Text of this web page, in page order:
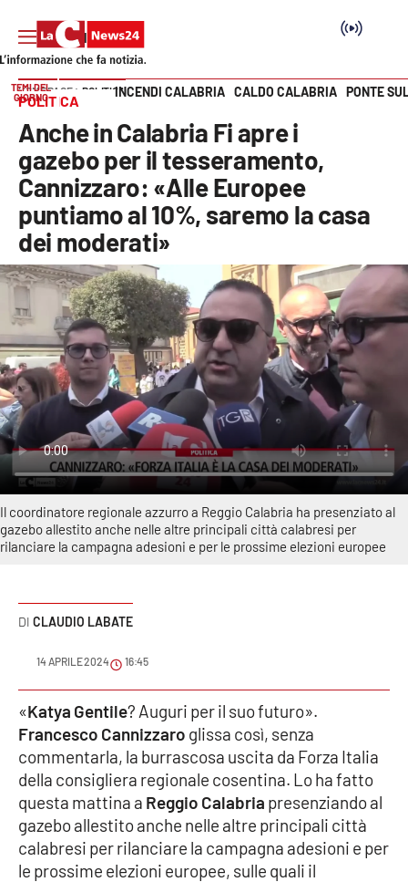
SEZIONI
Cronaca
Politica
Attualità
Economia e lavoro
Italia Mondo
Sanità
Sport
Cultura
Meteo
Editoriali
VIDEO
Ambiente
Cronaca
Cultura
Vai
TEMI DEL
GIORNO
INCENDI CALABRIA CALDO CALABRIA PONTE
HOME PAGE POLITICA
POLITICA
Anche in Calabria Fi apre i
gazebo per il tesseramento,
Cannizzaro: «Alle Europee
puntiamo al 10%, saremo la casa
dei moderati»
Il coordinatore regionale azzurro a Reggio Calabria ha presenziato al
gazebo allestito anche nelle altre principali città calabresi per
rilanciare la campagna adesioni e per le prossime elezioni europee
CLAUDIO LABATE
14 APRILE 2024 16:45
«Katya Gentile? Auguri per il suo futuro».
Francesco Cannizzaro glissa così, senza
commentarla, la burrascosa uscita da Forza Italia
della consigliera regionale cosentina. Lo ha fatto
questa mattina a Reggio Calabria presenziando al
gazebo allestito anche nelle altre principali città
calabresi per rilanciare la campagna adesioni e per
le prossime elezioni europee, sulle quali il